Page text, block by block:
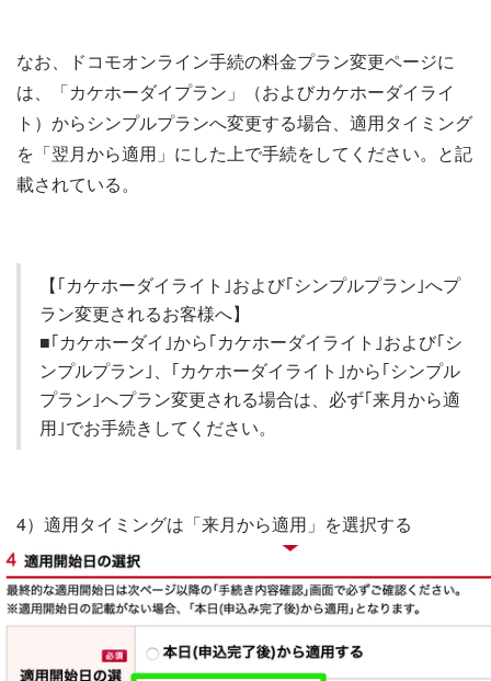
なお、ドコモオンライン手続の料金プラン変更ページに
は、「カケホーダイプラン」（およびカケホーダイライ
ト）からシンプルプランへ変更する場合、適用タイミング
を「翌月から適用」にした上で手続をしてください。と記
載されている。
【｢カケホーダイライト｣および｢シンプルプラン｣へプ
ラン変更されるお客様へ】
■｢カケホーダイ｣から｢カケホーダイライト｣および｢シ
ンプルプラン｣、｢カケホーダイライト｣から｢シンプル
プラン｣へプラン変更される場合は、必ず｢来月から適
用｣でお手続きしてください。
4）適用タイミングは「来月から適用」を選択する